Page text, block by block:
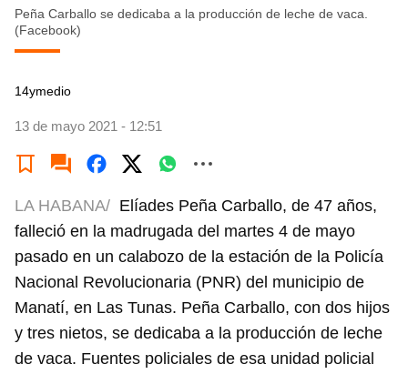
Peña Carballo se dedicaba a la producción de leche de vaca.
(Facebook)
14ymedio
13 de mayo 2021 - 12:51
LA HABANA/ Elíades Peña Carballo, de 47 años,
falleció en la madrugada del martes 4 de mayo
pasado en un calabozo de la estación de la Policía
Nacional Revolucionaria (PNR) del municipio de
Manatí, en Las Tunas. Peña Carballo, con dos hijos
y tres nietos, se dedicaba a la producción de leche
de vaca. Fuentes policiales de esa unidad policial